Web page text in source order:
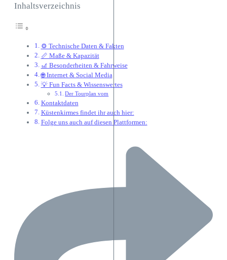
Inhaltsverzeichnis
⚙️ Technische Daten & Fakten
📏 Maße & Kapazität
🎢 Besonderheiten & Fahrweise
🌐 Internet & Social Media
💡 Fun Facts & Wissenswertes
Der Tourplan vom
Kontaktdaten
Küstenkirmes findet ihr auch hier:
Folge uns auch auf diesen Plattformen: